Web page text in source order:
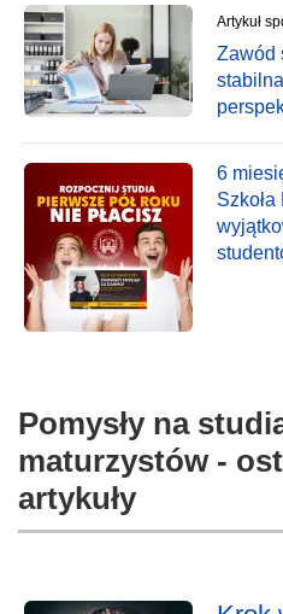
Artykuł
Zawód
6
Pomysły na
maturzystów -
artykuły